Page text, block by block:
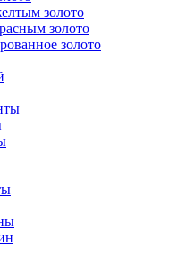
золото
золото
золото